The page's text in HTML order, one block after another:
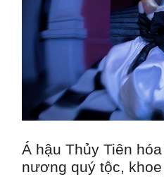
Á hậu Thủy Tiên
nương quý tộc,